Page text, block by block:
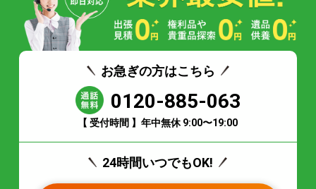
お急ぎの方はこちら
0120-885-063
【 受付時間 】年中無休 9:00〜19:00
24時間いつでもOK!